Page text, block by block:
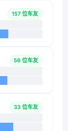
157 位车友
56 位车友
33 位车友